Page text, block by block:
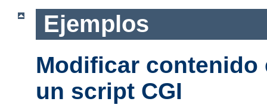
Ejemplos
Modificar
un script CGI